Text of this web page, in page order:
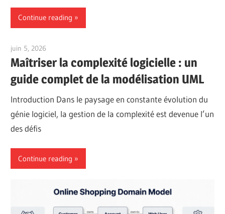
Continue reading
juin 5, 2026
Maîtriser la complexité logicielle : un
guide complet de la modélisation UML
Introduction Dans le paysage en constante évolution du
génie logiciel, la gestion de la complexité est devenue l’un
des défis
Continue reading